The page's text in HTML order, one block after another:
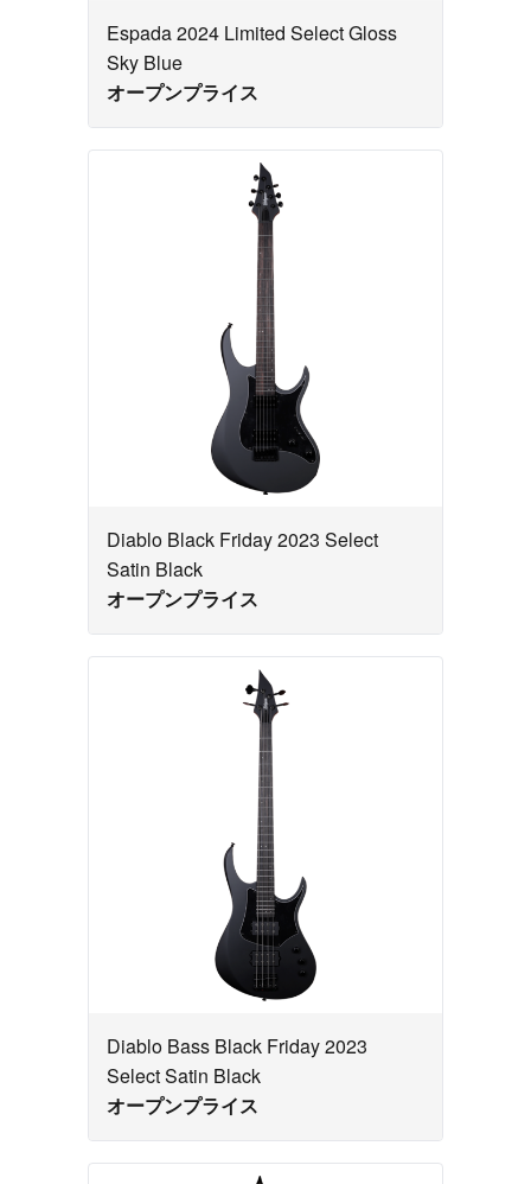
Espada 2024 Limited Select Gloss
Sky Blue
オープンプライス
Diablo Black Friday 2023 Select
Satin Black
オープンプライス
Diablo Bass Black Friday 2023
Select Satin Black
オープンプライス